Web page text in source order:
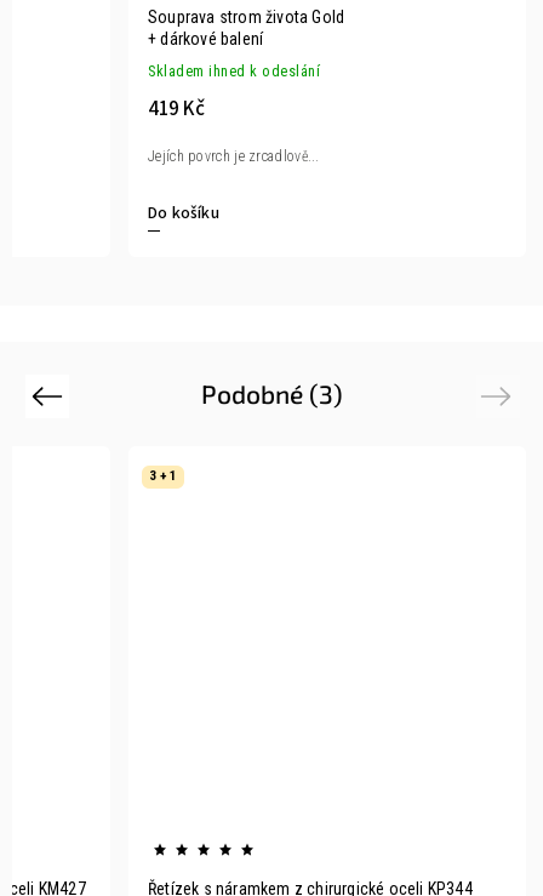
Souprava strom života Gold
+ dárkové balení
Skladem ihned k odeslání
419 Kč
Do košíku
Jejích povrch je zrcadlově...
Podobné (3)
Previous
KM427
3 + 1
Řetízek s náramkem z chirurgické oceli KP344
Next